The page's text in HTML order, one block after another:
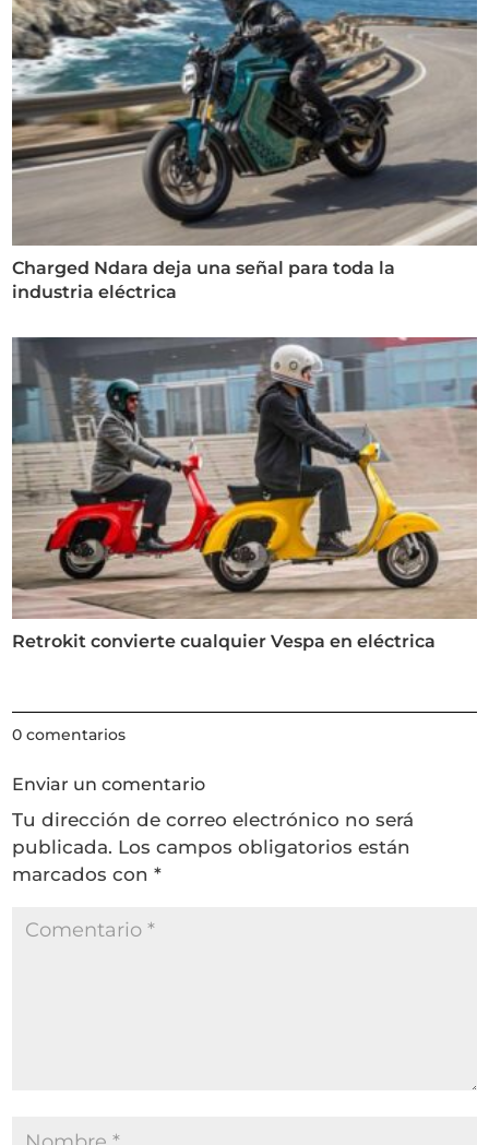
Charged Ndara deja una señal para toda la
industria eléctrica
Retrokit convierte cualquier Vespa en eléctrica
0 comentarios
Enviar un comentario
Tu dirección de correo electrónico no será
publicada. Los campos obligatorios están
marcados con*